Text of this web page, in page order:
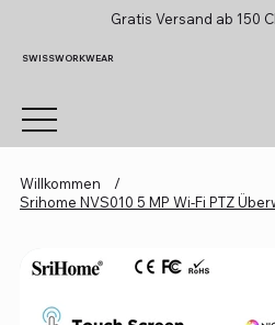
Gratis Versand ab 150
SWISSWORKWEAR
Willkommen
/